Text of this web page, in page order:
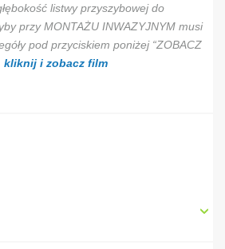
listwy przyszybowej do
przy MONTAŻU INWAZYJNYM musi
pod przyciskiem poniżej “ZOBACZ
kliknij i zobacz film